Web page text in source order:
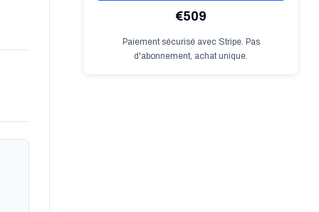
€509
Paiement sécurisé avec Stripe. Pas
d'abonnement, achat unique.